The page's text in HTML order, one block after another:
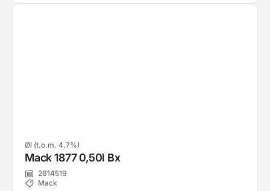
Øl (t.o.m. 4,7%)
Mack 1877 0,50l Bx
2614519
Mack